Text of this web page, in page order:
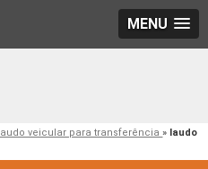
MENU
laudo veicular para transferência» laudo